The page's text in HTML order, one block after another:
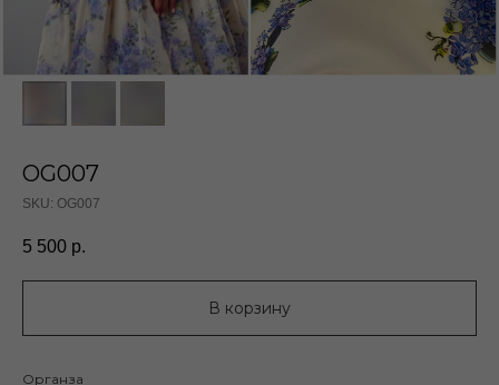
OG007
SKU: OG007
5 500 р.
В корзину
Органза